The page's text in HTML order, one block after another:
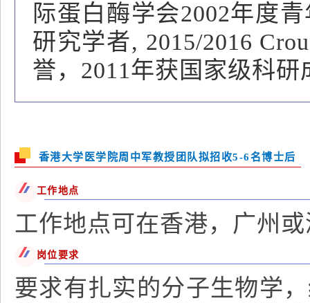
际蛋白酶学会2002年度
研究学者, 2015/2016
誉，2011年获国家级科研
香港大学医学院周中军教授团队拟招收5-6名博士后
工作地点
工作地点可在香港，广州
岗位要求
要求有扎实的分子生物学